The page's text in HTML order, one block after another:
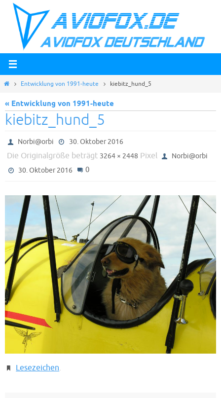
Zum
Inhalt
springen
StartEntwicklung von 1991-heute kiebitz_hund_5
« Entwicklung von 1991-heute
kiebitz_hund_5
Norbi@orbi 30. Oktober 2016
Die Originalgröße beträgt 3264 × 2448 Pixel
Norbi@orbi
30. Oktober 2016
0
Lesezeichen.